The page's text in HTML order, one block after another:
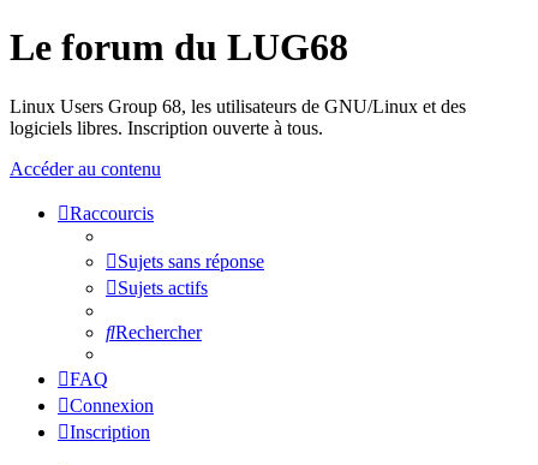
Le forum du LUG68
Linux Users Group 68, les utilisateurs de GNU/Linux et des
logiciels libres. Inscription ouverte à tous.
Accéder au contenu
Raccourcis
Sujets sans réponse
Sujets actifs
Rechercher
FAQ
Connexion
Inscription